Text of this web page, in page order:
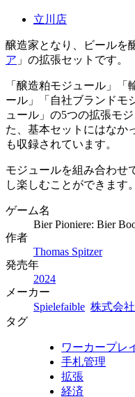
立川店
醸造家となり、ビールを
ア 」の拡張セットです。
「醸造粕モジュール」「
ール」「自社ブランドモ
ュール」の5つの拡張モ
た、基本セットにはなか
も収録されています。
モジュールを組み合わせ
し楽しむことができます。
ゲーム名
Bier Pioniere: Bier
作者
Thomas Spitzer
発売年
2024
メーカー
Spielefaible 株式会
タグ
ワーカープレ
手札管理
拡張
経済